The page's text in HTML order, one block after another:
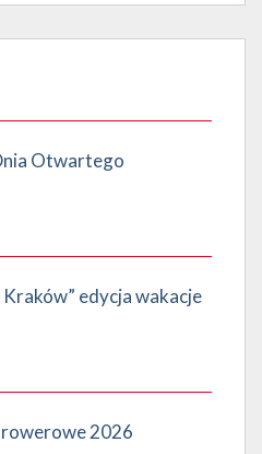
Otwartego
edycja wakacje
rowerowe 2026